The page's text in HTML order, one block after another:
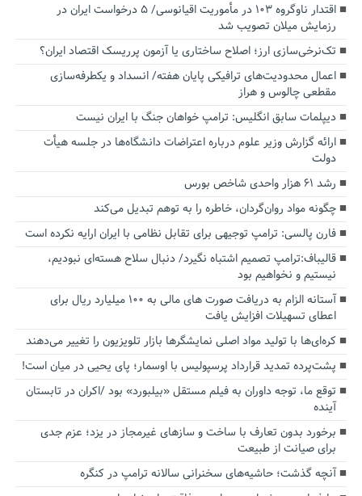
اقتدار ناوگروه ۱۰۳ در مأموریت‌ اقیانوسی/ ۵ درخواست ایران در
رزمایش میلان تصویب شد
تک‌نرخی‌سازی ارز؛ اصلاح ساختاری یا آزمون پرریسک اقتصاد ایران؟
اعمال محدودیت‌های ترافیکی پایان هفته/ انسداد و یکطرفه‌سازی
مقطعی چالوس و هراز
دیپلمات سابق انگلیس:‌ ترامپ خواهان جنگ با ایران نیست
ارائه گزارش وزیر علوم درباره اعتراضات دانشگاه‌ها در جلسه هیأت
دولت
رشد ۶۱ هزار واحدی شاخص بورس
چگونه مواد روان‌گردان، خاطره را به توهم تبدیل می‌کند
فارن پالسی: ترامپ توجیهی برای تقابل نظامی با ایران ارایه نکرده است
قالیباف:ترامپ تصمیم اشتباه نگیرد/ دنبال سلاح هسته‌ای نبودیم،
نیستیم و نخواهیم بود
آستانه الزام به دریافت صورت های مالی به ۱۰۰ میلیارد ریال برای
اعطای تسهیلات افزایش یافت
کره‌ای‌ها با تولید مواد اصلی نمایشگرها بازار تلویزیون را تغییر می‌دهند
پشت‌پرده تمدید قرارداد پرسپولیس با اوسمار؛ پای یحیی در میان است!
توقع ما، توجه داوران به فیلم مستقل «بیلبورد» بود /اکران در تابستان
آینده
برخورد بدون تعارف با ساخت‌ و سازهای غیرمجاز در یزد؛ عزم جدی
برای صیانت از طبیعت
آنچه گذشت؛ حاشیه‌های سخنرانی سالانه ترامپ در کنگره